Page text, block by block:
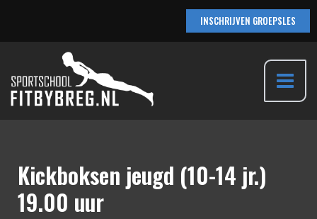
inhoud
INSCHRIJVEN GROEPSLES
Main
Kickboksen jeugd (10-14 jr.)
19.00 uur